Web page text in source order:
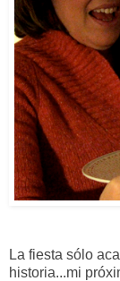
La fiesta sólo
historia...mi